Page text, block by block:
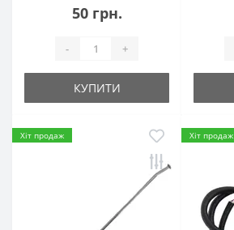
50 грн.
- +
КУПИТИ
Хіт продаж Хіт продаж